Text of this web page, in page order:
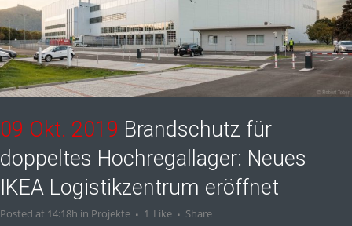
09 Okt. 2019 Brandschutz für
doppeltes Hochregallager: Neues
IKEA Logistikzentrum eröffnet
Posted at 14:18h in Projekte 1 Like Share